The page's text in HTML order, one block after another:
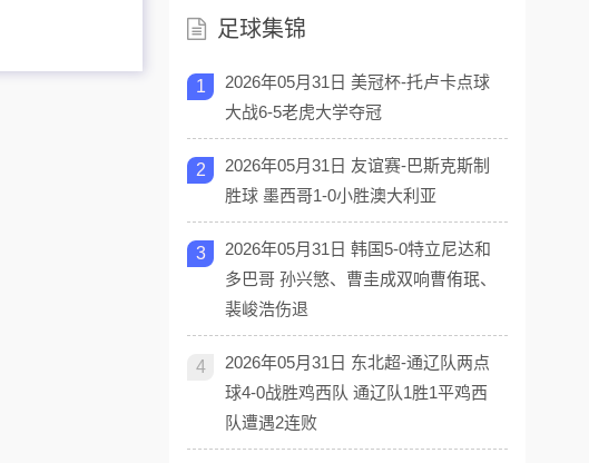
足球集锦
1
2026年05月31日 美冠杯-托卢卡点球
大战6-5老虎大学夺冠
2
2026年05月31日 友谊赛-巴斯克斯制
胜球 墨西哥1-0小胜澳大利亚
3
2026年05月31日 韩国5-0特立尼达和
多巴哥 孙兴慜、曹圭成双响曹侑珉、
裴峻浩伤退
4
2026年05月31日 东北超-通辽队两点
球4-0战胜鸡西队 通辽队1胜1平鸡西
队遭遇2连败